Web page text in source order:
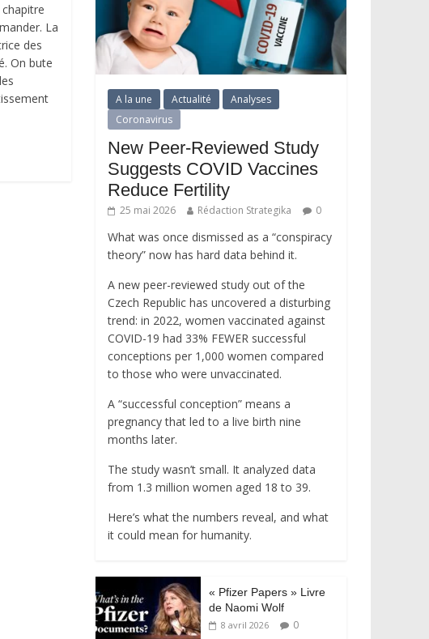
La
des
On bute
A la une Actualité
Analyses
Coronavirus
New Peer-Reviewed Study
Suggests COVID Vaccines
Reduce Fertility
25 mai 2026 Rédaction Strategika 0
What was once dismissed as a “conspiracy
theory” now has hard data behind it.
A new peer-reviewed study out of the
Czech Republic has uncovered a disturbing
trend: in 2022, women vaccinated against
COVID-19 had 33% FEWER successful
conceptions per 1,000 women compared
to those who were unvaccinated.
A “successful conception” means a
pregnancy that led to a live birth nine
months later.
The study wasn’t small. It analyzed data
from 1.3 million women aged 18 to 39.
Here’s what the numbers reveal, and what
it could mean for humanity.
« Pfizer Papers » Livre
de Naomi Wolf
8 avril 2026 0